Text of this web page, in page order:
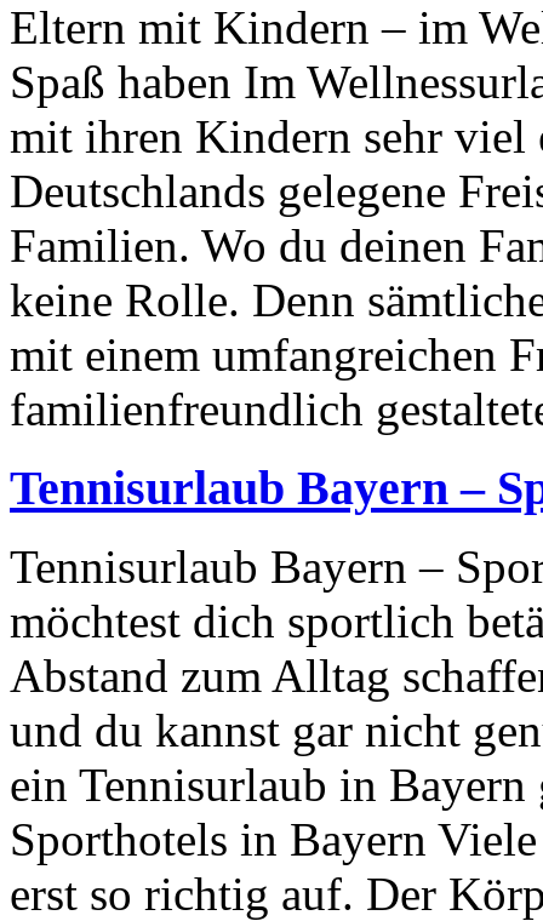
Eltern mit Kindern – im
Spaß haben Im
mit ihren Kindern sehr viel
Deutschlands gelegene
Familien. Wo du deinen
keine Rolle. Denn
mit einem umfangreichen
familienfreundlich
Tennisurlaub Bayern –
Tennisurlaub Bayern –
möchtest dich sportlich
Abstand zum Alltag
und du kannst gar nicht
ein Tennisurlaub in
Sporthotels in Bayern
erst so richtig auf. Der